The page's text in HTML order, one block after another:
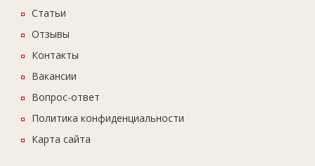
Статьи
Отзывы
Контакты
Вакансии
Вопрос-ответ
Политика конфиденциальности
Карта сайта